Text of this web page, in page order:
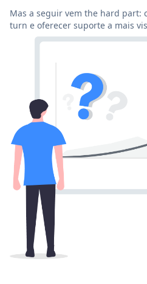
Mas a seguir vem the hard part:
turn e oferecer suporte a mais